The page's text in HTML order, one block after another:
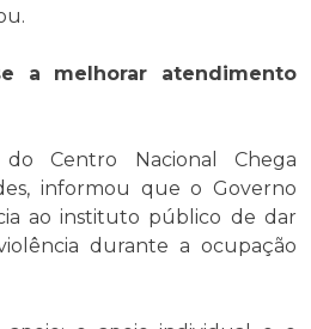
a melhorar atendimento
Centro Nacional Chega
informou que o Governo
ao instituto público de dar
durante a ocupação